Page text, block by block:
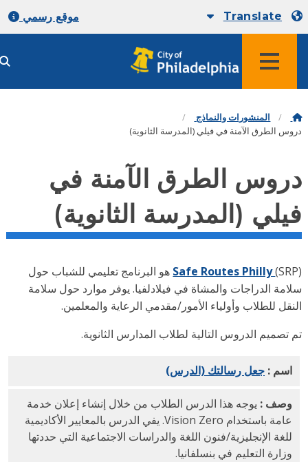
موقع رسمي Translate
المنشورات والنماذج
الطرق الآمنة في فيلي (المدرسة الثانوية)
الطرق الآمنة في
(المدرسة الثانوية)
Safe Routes Philly(SRP) هو البرنامج تعليمي للشباب حول
الدراجات والمشاة في فيلادلفيا. يوفر موارد حول سلامة
للطلاب وأولياء الأمور/مقدمي الرعاية والمعلمين.
تصميم الدروس التالية لطلاب المدارس الثانوية.
اسم :جعل رسالتك (الدرس)PDF
وصف :يوجه هذا الدرس الطلاب من خلال إنشاء إعلان خدمة
عامة باستخدام Vision Zero. يفي الدرس بالمعايير الأكاديمية
للغة الإنجليزية/فنون اللغة والدراسات الاجتماعية التي حددتها
وزارة التعليم في بنسلفانيا.